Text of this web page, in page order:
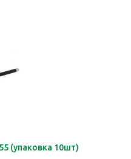
(упаковка 10шт)